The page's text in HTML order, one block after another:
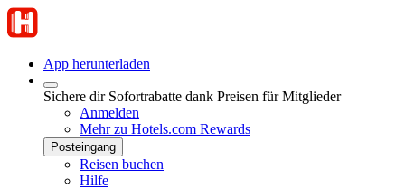
App herunterladen
Sichere dir Sofortrabatte dank Preisen für Mitglieder
Anmelden
Mehr zu Hotels.com Rewards
Posteingang
Reisen buchen
Hilfe